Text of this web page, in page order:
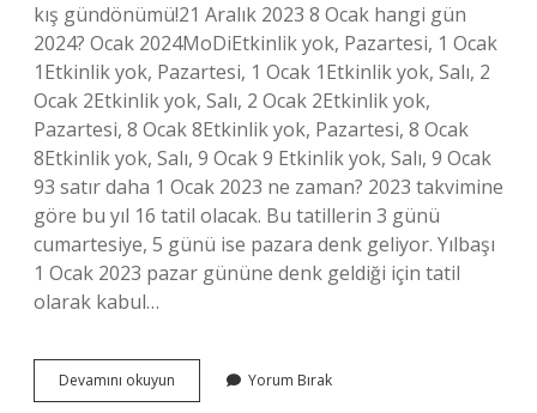
kış gündönümü!21 Aralık 2023 8 Ocak hangi gün
2024? Ocak 2024MoDiEtkinlik yok, Pazartesi, 1 Ocak
1Etkinlik yok, Pazartesi, 1 Ocak 1Etkinlik yok, Salı, 2
Ocak 2Etkinlik yok, Salı, 2 Ocak 2Etkinlik yok,
Pazartesi, 8 Ocak 8Etkinlik yok, Pazartesi, 8 Ocak
8Etkinlik yok, Salı, 9 Ocak 9 Etkinlik yok, Salı, 9 Ocak
93 satır daha 1 Ocak 2023 ne zaman? 2023 takvimine
göre bu yıl 16 tatil olacak. Bu tatillerin 3 günü
cumartesiye, 5 günü ise pazara denk geliyor. Yılbaşı
1 Ocak 2023 pazar gününe denk geldiği için tatil
olarak kabul…
Devamını okuyun
Ocak
Yorum Bırak